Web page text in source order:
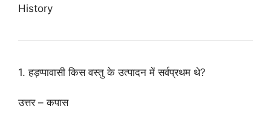
History
1. हड़प्पावासी किस वस्तु के उत्पादन में सर्वप्रथम थे?
उत्तर – कपास